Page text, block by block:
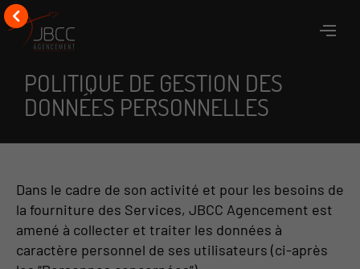
POLITIQUE DE GESTION DES
DONNÉES PERSONNELLES
Dans le cadre de son activité et pour les besoins de
la fourniture des Services, JBCC Agencement est
amené à collecter et traiter les données à
caractère personnel de ses utilisateurs (ci-après